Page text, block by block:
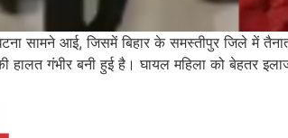
आई, जिसमें बिहार के समस्तीपुर जिले में तैनात
हालत गंभीर बनी हुई है। घायल महिला को बेहतर